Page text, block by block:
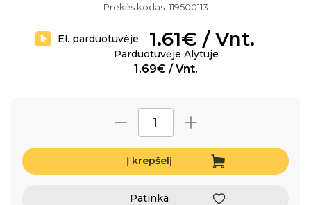
Prekės kodas: 119500113
El. parduotuvėje 1.61€ / Vnt.
Parduotuvėje Alytuje
1.69€ / Vnt.
Į krepšelį
Patinka